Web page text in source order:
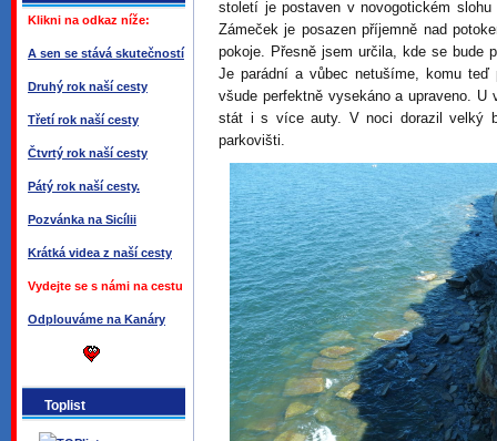
Klikni na odkaz níže:
A sen se stává skutečností
Druhý rok naší cesty
Třetí rok naší cesty
Čtvrtý rok naší cesty
Pátý rok naší cesty.
Pozvánka na Sicílii
Krátká videa z naší cesty
Vydejte se s námi na cestu
Odplouváme na Kanáry
Toplist
století je postaven v novogotickém
Zámeček je posazen příjemně nad
pokoje. Přesně jsem určila, kde se bude
Je parádní a vůbec netušíme, komu
všude perfektně vysekáno a upraveno.
stát i s více auty. V noci dorazil velký
parkovišti.